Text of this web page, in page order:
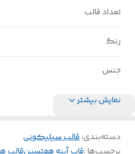
تعداد قالب
رنگ
جنس
نمایش بیشتر
دسته‌بندی:قالب سیلیکونی